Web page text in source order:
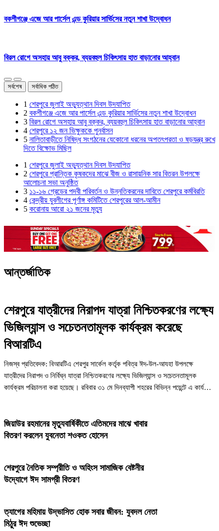
বকশীগঞ্জে এজে আর পার্সেল এন্ড কুরিয়ার সার্ভিসের নতুন শাখা উদ্বোধন
বিরল রোগে অসহায় আবু বক্কর, ব্যয়বহুল চিকিৎসায় হাত বাড়ানোর আহ্বান
সর্বশেষ সর্বাধিক পঠিত
1 শেরপুরে জুলাই অভ্যুত্থান দিবস উদযাপিত
2 বকশীগঞ্জে এজে আর পার্সেল এন্ড কুরিয়ার সার্ভিসের নতুন শাখা উদ্বোধন
3 বিরল রোগে অসহায় আবু বক্কর, ব্যয়বহুল চিকিৎসায় হাত বাড়ানোর আহ্বান
4 শেরপুরে ১২ জন ভিক্ষুককে পুনর্বাসন
5 নালিতাবাড়ীতে নিষিদ্ধ সংগঠনের যেকোনো ধরনের অপতৎপরতা ও ষড়যন্ত্র রুখে
দিতে বিক্ষোভ মিছিল
1 শেরপুরে জুলাই অভ্যুত্থান দিবস উদযাপিত
2 শেরপুরে প্রান্তিক কৃষকদের মাঝে বীজ ও রাসায়নিক সার বিতরন উপলক্ষে
আলোচনা সভা অনুষ্ঠিত
3 ১১-১৬ গ্রেডের পদবী পরিবর্তন ও উন্নতিকরনের দাবিতে শেরপুরে কর্মবিরতি
4 কেন্দ্রীয় যুবলীগের পূর্ণাঙ্গ কমিটিতে শেরপুরের আল-আমীন
5 করোনায় আরো ২১ জনের মৃত্যু
আন্তর্জাতিক
শেরপুরে যাত্রীদের নিরাপদ যাত্রা নিশ্চিতকরণের লক্ষ্যে
ভিজিল্যান্স ও সচেতনতামূলক কার্যক্রম করেছে
বিআরটিএ
নিজস্ব প্রতিবেদক: বিআরটিএ শেরপুর সার্কেল কর্তৃক পবিত্র ঈদ-উল-আযহা উপলক্ষে
যাত্রীদের নিরাপদ ও নির্বিঘ্ন যাত্রা নিশ্চিতকরণের লক্ষ্যে ভিজিল্যান্স ও সচেতনতামূলক
কার্যক্রম পরিচালনা করা হয়েছে। রবিবার ৩১ মে দিনব্যাপী শহরের বিভিন্ন পয়েন্টে এ কার্যক্রম
জিয়াউর রহমানের মৃত্যুবার্ষিকীতে এতিমদের মাঝে খাবার
বিতরণ করলেন যুবনেতা শওকত হোসেন
শেরপুরে নৈতিক সম্প্রীতি ও অহিংস সামাজিক বেষ্টনীর
উদ্যোগে ঈদ সামগ্রী বিতরণ
‎ত্যাগের মহিমায় উদ্ভাসিত হোক সবার জীবন: যুবদল নেতা
মিঠুর ঈদ শুভেচ্ছা